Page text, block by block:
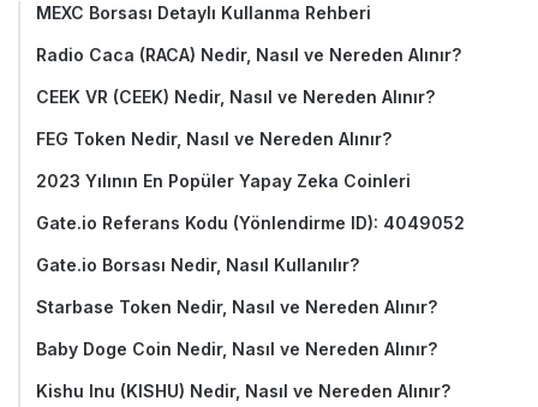
MEXC Borsası Detaylı Kullanma Rehberi
Radio Caca (RACA) Nedir, Nasıl ve Nereden Alınır?
CEEK VR (CEEK) Nedir, Nasıl ve Nereden Alınır?
FEG Token Nedir, Nasıl ve Nereden Alınır?
2023 Yılının En Popüler Yapay Zeka Coinleri
Gate.io Referans Kodu (Yönlendirme ID): 4049052
Gate.io Borsası Nedir, Nasıl Kullanılır?
Starbase Token Nedir, Nasıl ve Nereden Alınır?
Baby Doge Coin Nedir, Nasıl ve Nereden Alınır?
Kishu Inu (KISHU) Nedir, Nasıl ve Nereden Alınır?